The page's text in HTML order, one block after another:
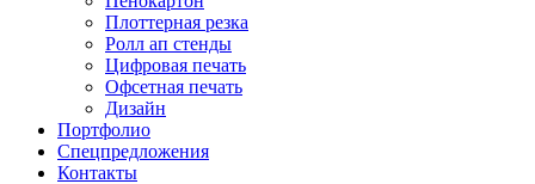
Плоттерная резка
Ролл ап стенды
Цифровая печать
Офсетная печать
Дизайн
Портфолио
Спецпредложения
Контакты